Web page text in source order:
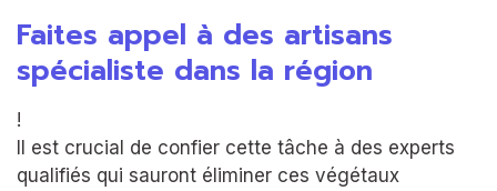
Faites appel à des artisans
spécialiste dans la région
!
Il est crucial de confier cette tâche à des experts
qualifiés qui sauront éliminer ces végétaux